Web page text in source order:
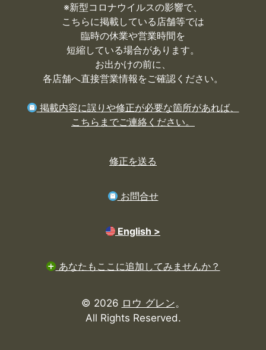
※新型コロナウイルスの影響で、
こちらに掲載している店舗等では
臨時の休業や営業時間を
短縮している場合があります。
お出かけの前に、
各店舗へ直接営業情報をご確認ください。
掲載内容に誤りや修正が必要な箇所があれば、
こちらまでご連絡ください。
修正を送る
お問合せ
English >
あなたもここに追加してみませんか？
© 2026 ロウ グレン。
All Rights Reserved.